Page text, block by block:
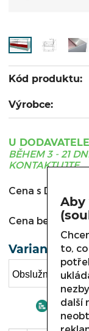
Kód produktu:
Výrobce:
U DODAVATELE
BĚHEM 3 - 21
KONTAKTUJTE.
Cena s DPH:
Cena bez DPH:
Varianta
Aby
to,
další